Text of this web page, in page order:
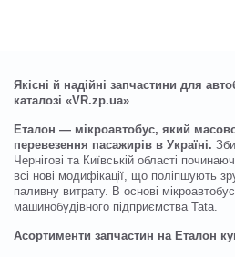
Якісні й надійні запчастини для
каталозі «VR.zp.ua»
Еталон — мікроавтобус, який
перевезення пасажирів в Україні.
Чернігові та Київській області
всі нові модифікації, що поліпшують
паливну витрату. В основі
машинобудівного підприємства Tata.
Асортименти запчастин на Еталон